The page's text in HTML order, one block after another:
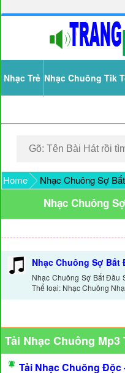
Nhạc Trẻ Nhạc Chuông Tik
Home Nhạc Chuông Sợ
Nhạc Chuông
Nhạc Chuông Sợ Bắt
Nhạc Chuông Sợ Bắt Đầu
Thể loại: Nhạc Chuông
Tải Nhạc Chuông Mp3
Tải Nhạc Chuông Độc